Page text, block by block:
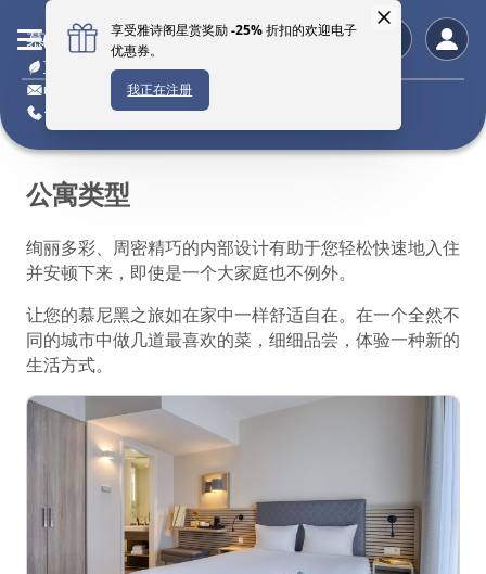
慕尼黑馨乐庭阿努尔夫城市公园公寓酒店
可持续酒店
munich@citadines.com
+49 89 94 00 800
公寓类型
绚丽多彩、周密精巧的内部设计有助于您轻松快速地入住
并安顿下来，即使是一个大家庭也不例外。
让您的慕尼黑之旅如在家中一样舒适自在。在一个全然不
同的城市中做几道最喜欢的菜，细细品尝，体验一种新的
生活方式。